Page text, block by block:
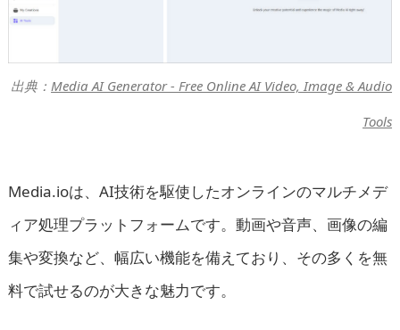
出典：Media AI Generator - Free Online AI Video, Image & Audio
Tools
Media.ioは、AI技術を駆使したオンラインのマルチメデ
ィア処理プラットフォームです。動画や音声、画像の編
集や変換など、幅広い機能を備えており、その多くを無
料で試せるのが大きな魅力です。